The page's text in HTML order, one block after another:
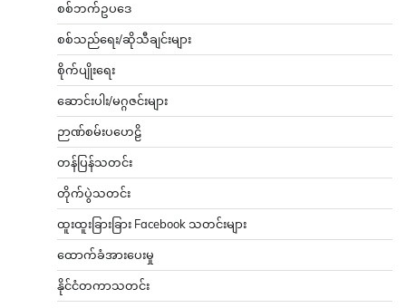
စစ်ဘက်ဥပဒေ
စစ်သည်ရေး/ဆိုသီချင်းများ
စိုက်ပျိုးရေး
ဆောင်းပါး/မဂ္ဂဇင်းများ
ဉာဏ်စမ်းပဟေဠိ
တန်ပြန်သတင်း
တိုက်ပွဲသတင်း
ထူးထူးခြားခြား Facebook သတင်းများ
ထောက်ခံအားပေးမှု
နိုင်ငံတကာသတင်း